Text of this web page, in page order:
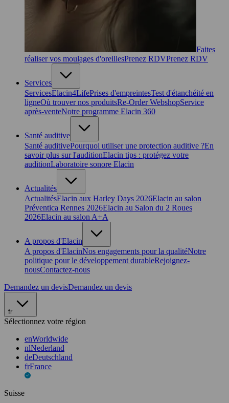
Faites
réaliser vos moulages d'oreillesPrenez RDVPrenez RDV
Services
ServicesElacin4LifePrises d'empreintesTest d'étanchéité en
ligneOù trouver nos produitsRe-Order WebshopService
après-venteNotre programme Elacin 360
Santé auditive
Santé auditivePourquoi utiliser une protection auditive ?En
savoir plus sur l'auditionElacin tips : protégez votre
auditionLaboratoire sonore Elacin
Actualités
ActualitésElacin aux Harley Days 2026Elacin au salon
Préventica Rennes 2026Elacin au Salon du 2 Roues
2026Elacin au salon A+A
A propos d'Elacin
A propos d'ElacinNos engagements pour la qualitéNotre
politique pour le développement durableRejoignez-
nousContactez-nous
Demandez un devisDemandez un devis
fr
Sélectionnez votre région
enWorldwide
nlNederland
deDeutschland
frFrance
Suisse